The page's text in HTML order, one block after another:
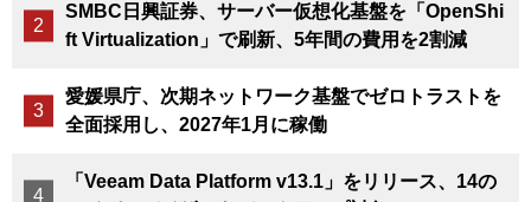
SMBC日興証券、サーバー仮想化基盤を「OpenShi
ft Virtualization」で刷新、5年間の費用を2割減
愛媛県庁、次期ネットワーク基盤でゼロトラストを
全面採用し、2027年1月に稼働
「Veeam Data Platform v13.1」をリリース、14の